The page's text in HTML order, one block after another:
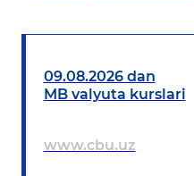
09.08.2026 dan
MB valyuta kurslari
www.cbu.uz